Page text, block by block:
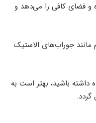
و فضای کافی را می‌دهد و
مانند جوراب‌های الاستیک
باشید، بهتر است به